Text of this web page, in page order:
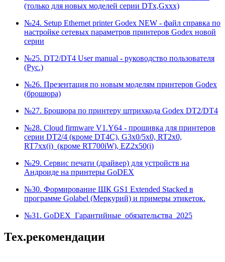
(только для новых моделей серии DTx,Gxxx)
№24. Setup Ethernet printer Godex NEW - файл справка по
настройке сетевых параметров принтеров Godex новой
серии
№25. DT2/DT4 User manual - руководство пользователя
(Рус.)
№26. Презентация по новым моделям принтеров Godex
(брошюра)
№27. Брошюра по принтеру штрихкода Godex DT2/DT4
№28. Cloud firmware V1.Y64 - прошивка для принтеров
серии DT2/4 (кроме DT4C), G3x0/5x0, RT2x0,
RT7xx(i)_(кроме RT700iW), EZ2x50(i)
№29. Сервис печати (драйвер) для устройств на
Андроиде на принтеры GoDEX
№30. Формирование ШК GS1 Extended Stacked в
программе Golabel (Меркурий) и примеры этикеток.
№31. GoDEX_Гарантийные_обязательства_2025
Тех.рекомендации